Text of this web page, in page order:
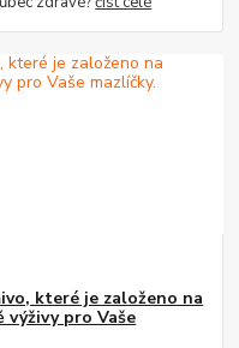
které je založeno na
pro Vaše